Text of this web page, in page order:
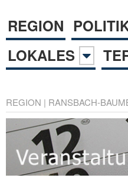
REGION
LOKALES
REGION | RANSBACH-